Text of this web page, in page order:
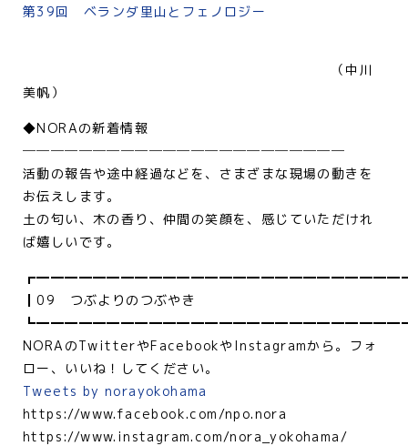
第39回 ベランダ里山とフェノロジー
（中川
美帆）
◆NORAの新着情報
───────────────────────
活動の報告や途中経過などを、さまざまな現場の動きを
お伝えします。
土の匂い、木の香り、仲間の笑顔を、感じていただけれ
ば嬉しいです。
┃09 つぶよりのつぶやき
NORAのTwitterやFacebookやInstagramから。フォ
ロー、いいね！してください。
Tweets by norayokohama
https://www.facebook.com/npo.nora
https://www.instagram.com/nora_yokohama/